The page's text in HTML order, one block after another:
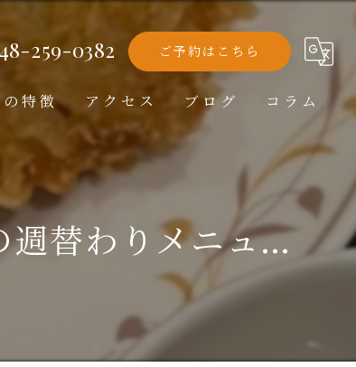
259-0382 ご予約はこちら
の特徴
ー
アクセス ブログ コラム
週替わりメニュ...